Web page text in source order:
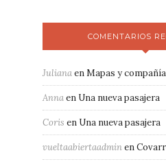
COMENTARIOS
JulianaenMapas y
Annaen Una nueva pasajera
Coris en Una nueva pasajera
vueltaabiertaadminen